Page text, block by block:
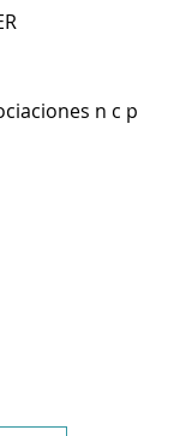
n c p